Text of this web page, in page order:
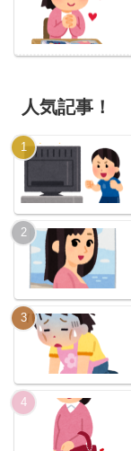
人気記事！